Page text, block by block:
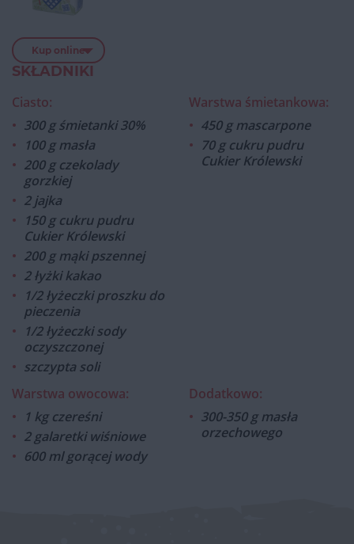
Kup online
SKŁADNIKI
Ciasto:
300 g śmietanki 30%
100 g masła
200 g czekolady
gorzkiej
2 jajka
150 g cukru pudru
Cukier Królewski
200 g mąki pszennej
2 łyżki kakao
1/2 łyżeczki proszku do
pieczenia
1/2 łyżeczki sody
oczyszczonej
szczypta soli
Warstwa śmietankowa:
450 g mascarpone
70 g cukru pudru
Cukier Królewski
Warstwa owocowa:
1 kg czereśni
2 galaretki wiśniowe
600 ml gorącej wody
Dodatkowo:
300-350 g masła
orzechowego